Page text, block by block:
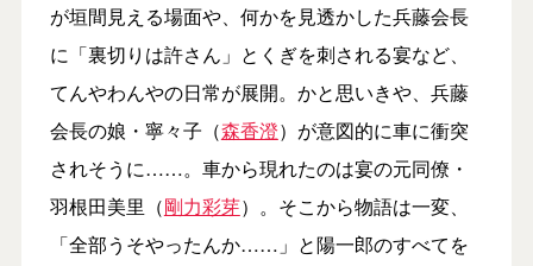
が垣間見える場面や、何かを見透かした兵藤会長
に「裏切りは許さん」とくぎを刺される宴など、
てんやわんやの日常が展開。かと思いきや、兵藤
会長の娘・寧々子（森香澄）が意図的に車に衝突
されそうに……。車から現れたのは宴の元同僚・
羽根田美里（剛力彩芽）。そこから物語は一変、
「全部うそやったんか……」と陽一郎のすべてを